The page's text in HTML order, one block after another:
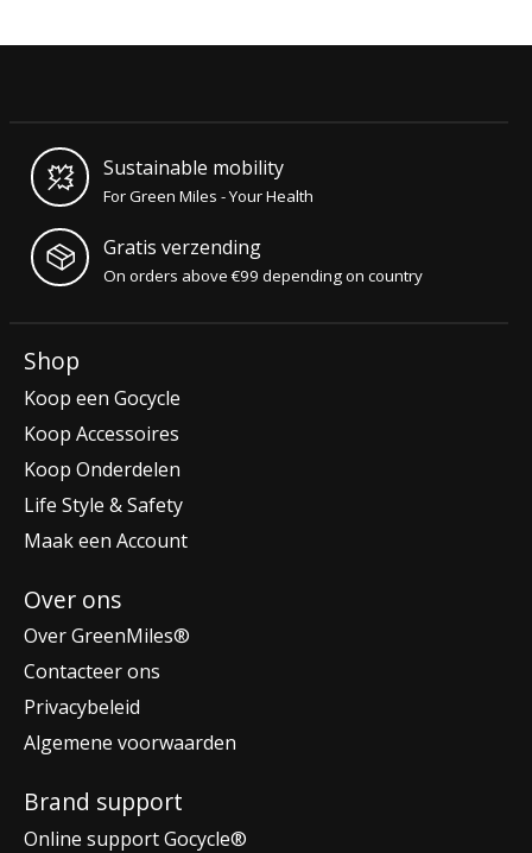
Sustainable mobility
For Green Miles - Your Health
Gratis verzending
On orders above €99 depending on country
Shop
Koop een Gocycle
Koop Accessoires
Koop Onderdelen
Life Style & Safety
Maak een Account
Over ons
Over GreenMiles®
Contacteer ons
Privacybeleid
Algemene voorwaarden
Brand support
Online support Gocycle®